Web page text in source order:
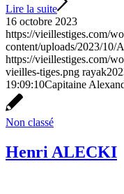
Lire la suite
16 octobre 2023
https://vieillestiges.com/
content/uploads/2023/10/
https://vieillestiges.com/
vieilles-tiges.png rayak
19:09:10Capitaine
Non classé
Henri ALECKI